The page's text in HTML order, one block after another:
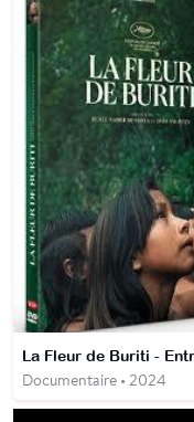
Documentaire • 2024